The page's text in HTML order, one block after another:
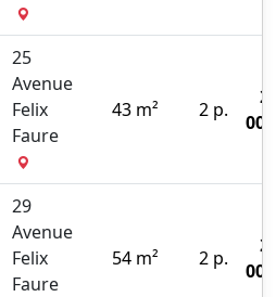
25
Avenue
Felix
Faure
43 m² 2 p.
29
Avenue
Felix
Faure
54 m² 2 p.